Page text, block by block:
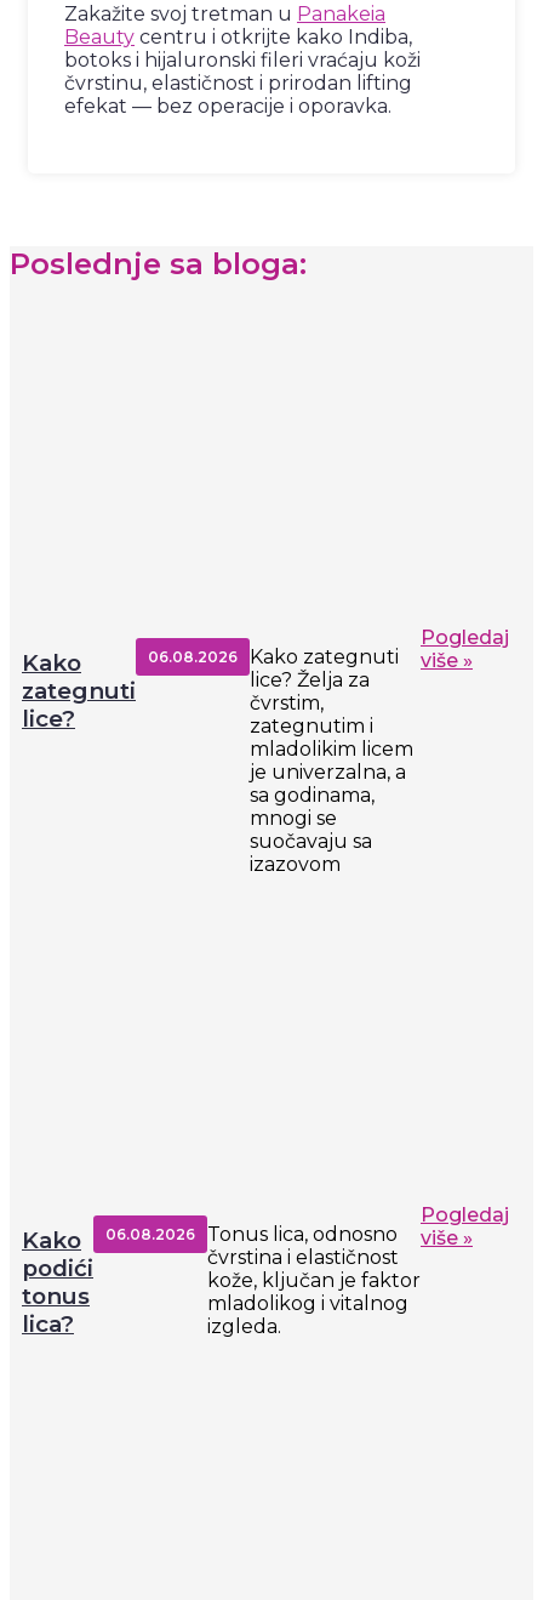
Zakažite svoj tretman u Panakeia
Beauty centru i otkrijte kako Indiba,
botoks i hijaluronski fileri vraćaju koži
čvrstinu, elastičnost i prirodan lifting
efekat — bez operacije i oporavka.
Poslednje sa bloga:
Kako
zategnuti
lice?
06.08.2026
Kako zategnuti
lice? Želja za
čvrstim,
zategnutim i
mladolikim licem
je univerzalna, a
sa godinama,
mnogi se
suočavaju sa
izazovom
Pogledaj
više »
Kako
podići
tonus
lica?
06.08.2026
Tonus lica, odnosno
čvrstina i elastičnost
kože, ključan je faktor
mladolikog i vitalnog
izgleda.
Pogledaj
više »